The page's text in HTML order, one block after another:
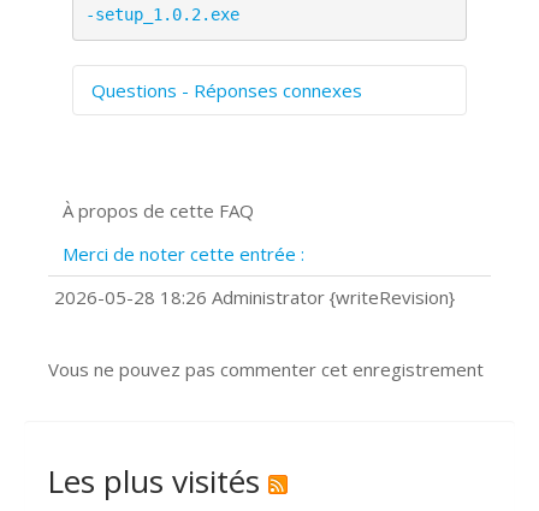
-setup_1.0.2.exe
Questions - Réponses connexes
Prise de vue 360°
?
Comment installer Google Chrome ?
À propos de cette FAQ
Merci de noter cette entrée :
2026-05-28 18:26 Administrator {writeRevision}
Vous ne pouvez pas commenter cet enregistrement
Les plus visités